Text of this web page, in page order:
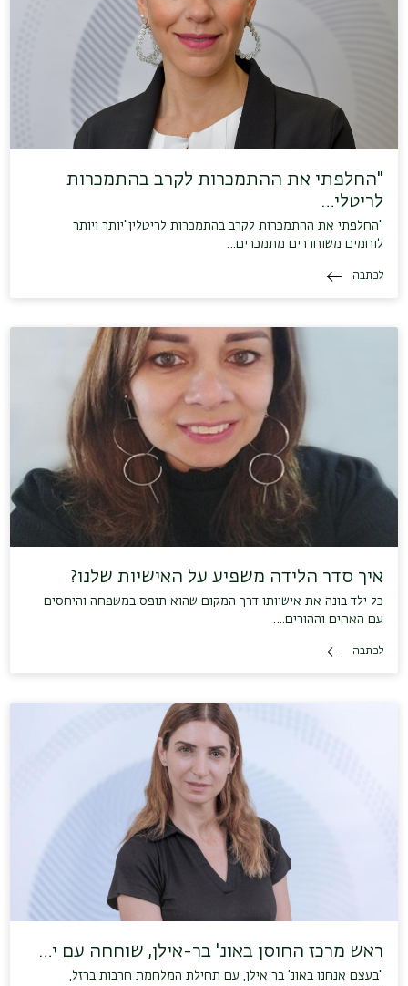
"החלפתי את ההתמכרות לקרב בהתמכרות
לריטלי…
"החלפתי את ההתמכרות לקרב בהתמכרות לריטלין"יותר ויותר
לוחמים משוחררים מתמכרים…
לכתבה
איך סדר הלידה משפיע על האישיות שלנו?
כל ילד בונה את אישיותו דרך המקום שהוא תופס במשפחה והיחסים
עם האחים וההורים.…
לכתבה
ראש מרכז החוסן באונ' בר-אילן, שוחחה עם י…
"בעצם אנחנו באונ' בר אילן, עם תחילת המלחמת חרבות ברזל,